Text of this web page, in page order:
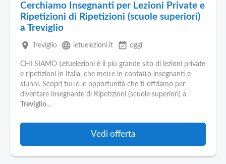
Cerchiamo Insegnanti per Lezioni Private e
Ripetizioni di Ripetizioni (scuole superiori)
a Treviglio
place Treviglio language letuelezioni.it event_available oggi
CHI SIAMO Letuelezioni è il più grande sito di lezioni private
e ripetizioni in Italia, che mette in contatto insegnanti e
alunni. Scopri tutte le opportunità che ti offriamo per
diventare insegnante di Ripetizioni (scuole superiori) a
Treviglio...
Vedi offerta